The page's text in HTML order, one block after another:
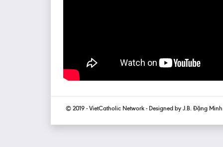
© 2019 - VietCatholic Network - Designed by J.B. Đặng